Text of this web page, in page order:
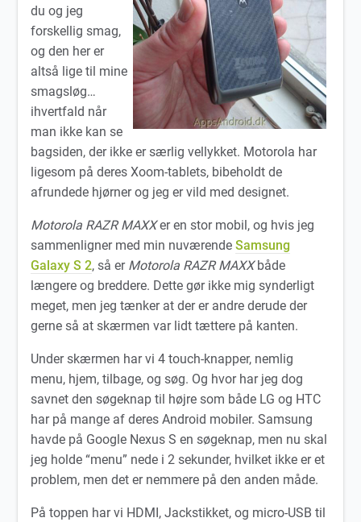
du og jeg
forskellig smag,
og den her er
altså lige til mine
smagsløg…
ihvertfald når
man ikke kan se
bagsiden, der ikke er særlig vellykket. Motorola har
ligesom på deres Xoom-tablets, bibeholdt de
afrundede hjørner og jeg er vild med designet.
Motorola RAZR MAXXer en stor mobil, og hvis jeg
sammenligner med min nuværendeSamsung
Galaxy S 2, så er Motorola RAZR MAXXbåde
længere og breddere. Dette gør ikke mig synderligt
meget, men jeg tænker at der er andre derude der
gerne så at skærmen var lidt tættere på kanten.
Under skærmen har vi 4 touch-knapper, nemlig
menu, hjem, tilbage, og søg. Og hvor har jeg dog
savnet den søgeknap til højre som både LG og HTC
har på mange af deres Android mobiler. Samsung
havde på Google Nexus S en søgeknap, men nu skal
jeg holde “menu” nede i 2 sekunder, hvilket ikke er et
problem, men det er nemmere på den anden måde.
På toppen har vi HDMI, Jackstikket, og micro-USB til